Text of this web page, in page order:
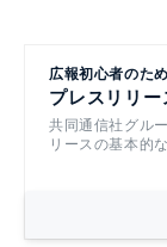
広報初心者のた
プレスリリ
共同通信社グル
リースの基本的